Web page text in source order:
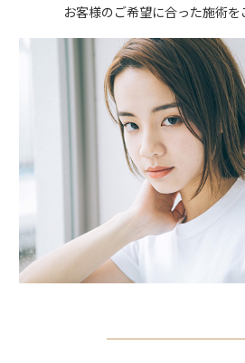
お客様のご希望に合った施術